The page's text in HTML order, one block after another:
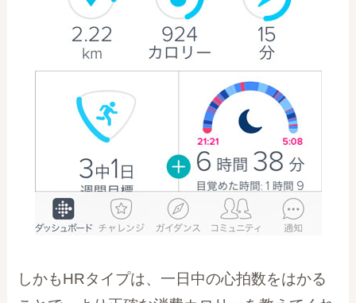
しかもHRタイプは、一日中の心拍数をはかる